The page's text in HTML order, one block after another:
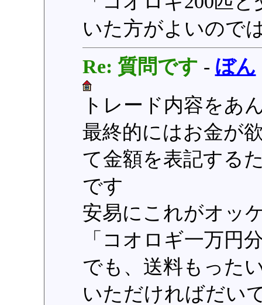
いた方がよいの
Re: 質問です - ぼん
トレード内容をあ
最終的にはお金が
て金額を表記する
です
安易にこれがオッ
「コオロギ一万円
でも、送料もった
いただければだい